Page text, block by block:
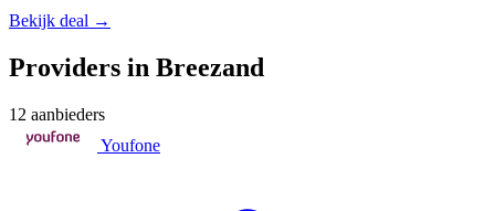
Bekijk deal →
Providers in Breezand
12 aanbieders
Youfone